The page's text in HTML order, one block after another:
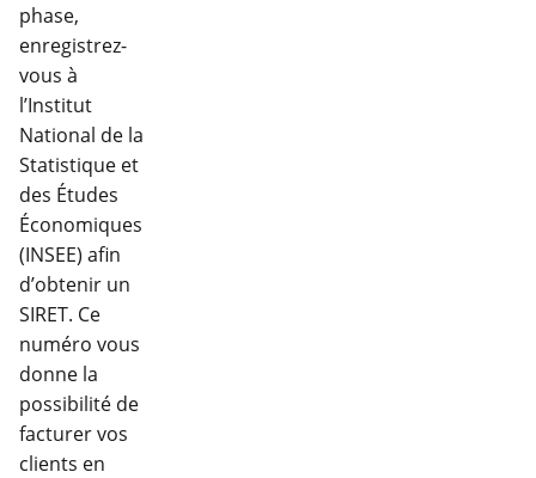
phase,
enregistrez-
vous à
l’Institut
National de la
Statistique et
des Études
Économiques
(INSEE) afin
d’obtenir un
SIRET. Ce
numéro vous
donne la
possibilité de
facturer vos
clients en